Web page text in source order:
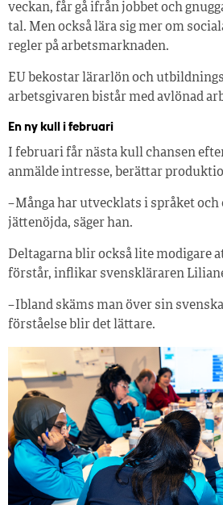
veckan, får gå ifrån jobbet och
tal. Men också lära sig mer om
regler på arbetsmarknaden.
EU bekostar lärarlön och
arbetsgivaren bistår med avlönad
En ny kull i februari
I februari får nästa kull chansen
anmälde intresse, berättar
– Många har utvecklats i språket och
jättenöjda, säger han.
Deltagarna blir också lite modigare
förstår, inflikar svenskläraren
– Ibland skäms man över sin
förståelse blir det lättare.